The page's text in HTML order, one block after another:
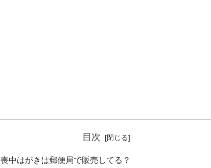
目次
喪中はがきは郵便局で販売してる？